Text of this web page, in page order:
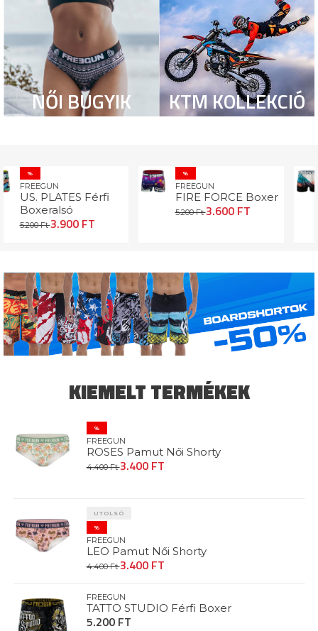
NŐI BUGYIK KTM KOLLEKCIÓ
Férfi
FT
FREEGUN
FIRE FORCE Boxer
3.600 FT
FREEGUN
Férfi
KIEMELT TERMÉKEK
%
FREEGUN
ROSES Pamut Női Shorty
4.400 Ft3.400 FT
UTOLSÓ
%
FREEGUN
LEO Pamut Női Shorty
4.400 Ft3.400 FT
FREEGUN
TATTO STUDIO Férfi Boxer
5.200 FT